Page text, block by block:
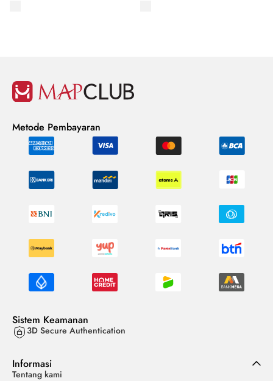
Metode Pembayaran
Sistem Keamanan
3D Secure Authentication
Informasi
Tentang kami